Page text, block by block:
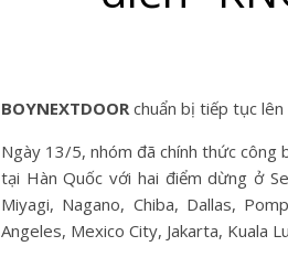
BOYNEXTDOOR chuẩn bị tiếp tục
Ngày 13/5, nhóm đã chính thức công
tại Hàn Quốc với hai điểm dừng ở
Miyagi, Nagano, Chiba, Dallas,
Angeles, Mexico City, Jakarta, Kuala